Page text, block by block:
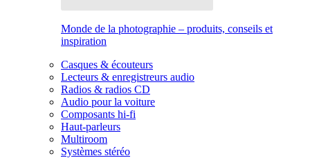
Monde de la photographie – produits, conseils et
inspiration
Casques & écouteurs
Lecteurs & enregistreurs audio
Radios & radios CD
Audio pour la voiture
Composants hi-fi
Haut-parleurs
Multiroom
Systèmes stéréo